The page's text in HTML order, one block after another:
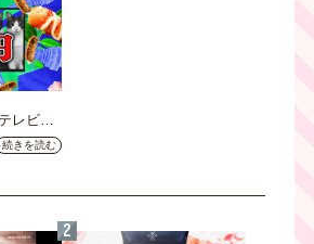
レビ大
ェクト」
定 第2弾
続きを読む
2